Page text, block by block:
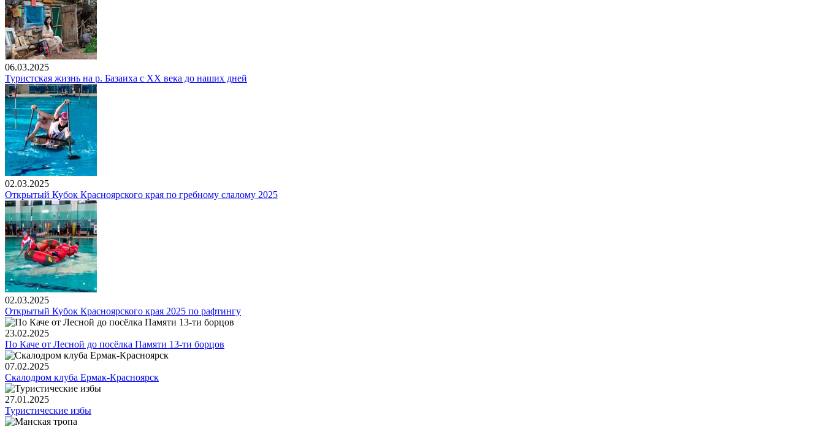
06.03.2025
Туристская жизнь на р. Базаиха с ХХ века до наших дней
02.03.2025
Открытый Кубок Красноярского края по гребному слалому 2025
02.03.2025
Открытый Кубок Красноярского края 2025 по рафтингу
23.02.2025
По Каче от Лесной до посёлка Памяти 13-ти борцов
07.02.2025
Скалодром клуба Ермак-Красноярск
27.01.2025
Туристические избы